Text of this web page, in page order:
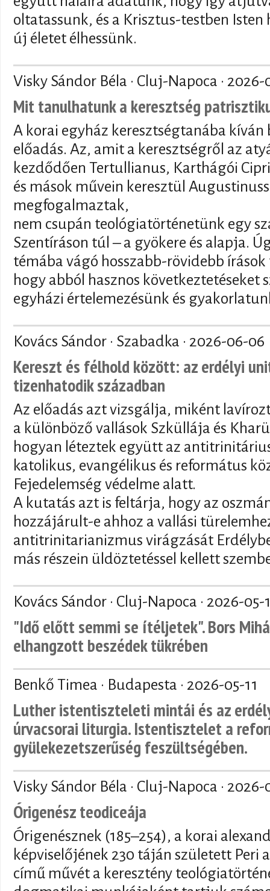
oltatassunk, és a Krisztus-testben
új életet élhessünk.
Visky Sándor Béla · Cluj-Napoca · 2026-
Mit tanulhatunk a keresztség
A korai egyház keresztségtanába
előadás. Az, amit a keresztségről az
kezdődően Tertullianus, Karthágói
és mások művein keresztül
megfogalmaztak,
nem csupán teológiatörténetünk egy
Szentíráson túl – a gyökere és alapja.
témába vágó hosszabb-rövidebb
hogy abból hasznos következtetéseket
egyházi értelemezésünk és
Kovács Sándor · Szabadka · 2026-06-06
Kereszt és félhold között: az erdélyi
tizenhatodik században
Az előadás azt vizsgálja, miként
a különböző vallások Szküllája és
hogyan léteztek együtt az
katolikus, evangélikus és református
Fejedelemség védelme alatt.
A kutatás azt is feltárja, hogy az
hozzájárult-e ahhoz a vallási
antitrinitarianizmus virágzását
más részein üldöztetéssel kellett
Kovács Sándor · Cluj-Napoca · 2026-05-
"Idő előtt semmi se ítéljetek". Bors
elhangzott beszédek tükrében
Benkő Timea · Budapesta · 2026-05-11
Luther istentiszteleti mintái és az
úrvacsorai liturgia. Istentisztelet a
gyülekezetszerűség feszültségében.
Visky Sándor Béla · Cluj-Napoca · 2026-
Órigenész teodiceája
Órigenésznek (185–254), a korai
képviselőjének 230 táján született Peri
című művét a keresztény